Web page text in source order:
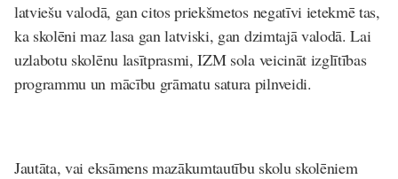
latviešu valodā, gan citos priekšmetos negatīvi ietekmē tas,
ka skolēni maz lasa gan latviski, gan dzimtajā valodā. Lai
uzlabotu skolēnu lasītprasmi, IZM sola veicināt izglītības
programmu un mācību grāmatu satura pilnveidi.
Jautāta, vai eksāmens mazākumtautību skolu skolēniem